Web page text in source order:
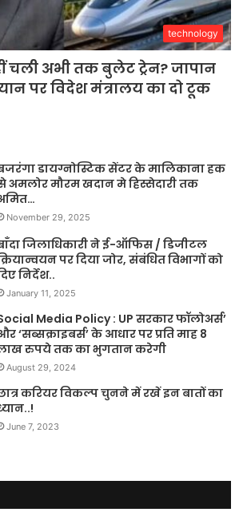
technology
चली अभी तक बुलेट ट्रेन? जापान
पर विदेश मंत्रालय का दो टूक
डायग्नोस्टिक सेंटर के मालिकाना हक
अमलोर मौरम खदान मे हिस्सेदारी तक
November 29, 2025
जिलाधिकारी ने ई-ऑफिस / डिजीटल
पर दिया जोर, संबंधित विभागों को
निर्देश..
January 11, 2025
Media Policy : UP सरकार फॉलोअर्स’
‘सब्सक्राइबर्स’ के आधार पर प्रति माह 8
रुपये तक का भुगतान करेगी
August 29, 2024
करियर विकल्प चुनने में रखें इन बातों का
June 7, 2023